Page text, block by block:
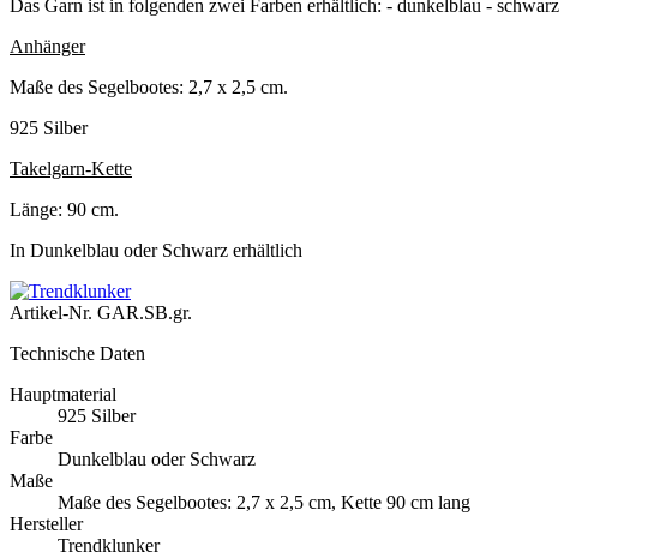
Das Garn ist in folgenden zwei Farben erhältlich: - dunkelblau - schwarz
Anhänger
Maße des Segelbootes: 2,7 x 2,5 cm.
925 Silber
Takelgarn-Kette
Länge: 90 cm.
In Dunkelblau oder Schwarz erhältlich
Artikel-Nr. GAR.SB.gr.
Technische Daten
Hauptmaterial
925 Silber
Farbe
Dunkelblau oder Schwarz
Maße
Maße des Segelbootes: 2,7 x 2,5 cm, Kette 90 cm lang
Hersteller
Trendklunker